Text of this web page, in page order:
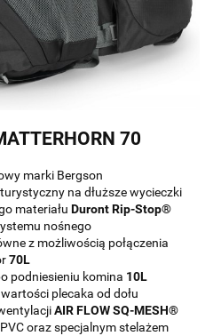
70
marki Bergson
na dłuższe wycieczki
materiału Duront Rip-Stop®
nośnego
z możliwością połączenia
70L
podniesieniu komina 10L
plecaka od dołu
AIR FLOW SQ-MESH®
oraz specjalnym stelażem